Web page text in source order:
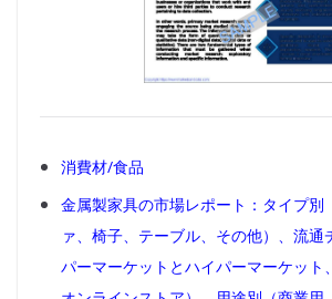
消費材/食品
金属製家具の市場レポート：タイプ別
ァ、椅子、テーブル、その他）、流通
パーマーケットとハイパーマーケット